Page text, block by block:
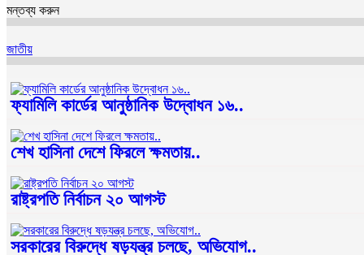
মন্তব্য করুন
জাতীয়
ফ্যামিলি কার্ডের আনুষ্ঠানিক উদ্বোধন ১৬..
শেখ হাসিনা দেশে ফিরলে ক্ষমতায়..
রাষ্ট্রপতি নির্বাচন ২০ আগস্ট
সরকারের বিরুদ্ধে ষড়যন্ত্র চলছে, অভিযোগ..